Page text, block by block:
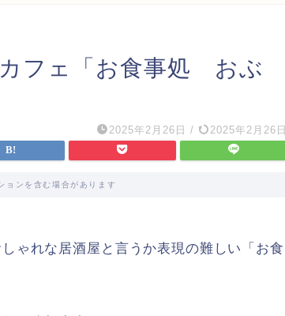
フェ「お食事処 おぶ
2025年2月26日 / 2025年2月26日
ョンを含む場合があります
ゃれな居酒屋と言うか表現の難しい「お食